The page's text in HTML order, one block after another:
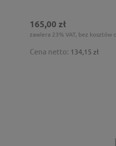
165,00 zł
zawiera 23% VAT, bez kosztów
Cena netto: 134,15 zł